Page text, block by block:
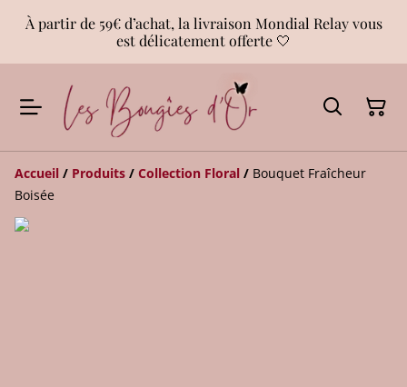
À partir de 59€ d’achat, la livraison Mondial Relay vous
est délicatement offerte 🤍
Accueil / Produits / Collection Floral / Bouquet Fraîcheur
Boisée